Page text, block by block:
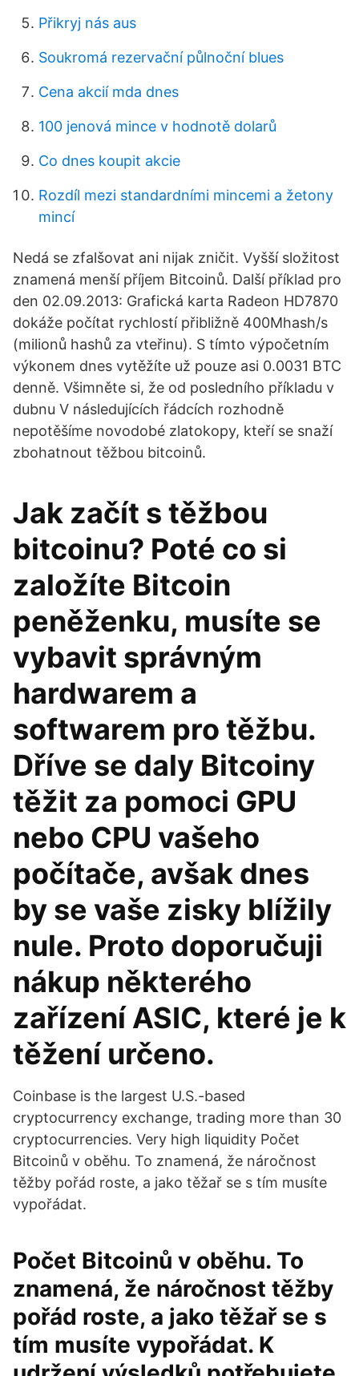
Přikryj nás aus
Soukromá rezervační půlnoční blues
Cena akcií mda dnes
100 jenová mince v hodnotě dolarů
Co dnes koupit akcie
Rozdíl mezi standardními mincemi a žetony
mincí
Nedá se zfalšovat ani nijak zničit. Vyšší složitost
znamená menší příjem Bitcoinů. Další příklad pro
den 02.09.2013: Grafická karta Radeon HD7870
dokáže počítat rychlostí přibližně 400Mhash/s
(milionů hashů za vteřinu). S tímto výpočetním
výkonem dnes vytěžíte už pouze asi 0.0031 BTC
denně. Všimněte si, že od posledního příkladu v
dubnu V následujících řádcích rozhodně
nepotěšíme novodobé zlatokopy, kteří se snaží
zbohatnout těžbou bitcoinů.
Jak začít s těžbou
bitcoinu? Poté co si
založíte Bitcoin
peněženku, musíte se
vybavit správným
hardwarem a
softwarem pro těžbu.
Dříve se daly Bitcoiny
těžit za pomoci GPU
nebo CPU vašeho
počítače, avšak dnes
by se vaše zisky blížily
nule. Proto doporučuji
nákup některého
zařízení ASIC, které je k
těžení určeno.
Coinbase is the largest U.S.-based
cryptocurrency exchange, trading more than 30
cryptocurrencies. Very high liquidity Počet
Bitcoinů v oběhu. To znamená, že náročnost
těžby pořád roste, a jako těžař se s tím musíte
vypořádat.
Počet Bitcoinů v oběhu. To
znamená, že náročnost těžby
pořád roste, a jako těžař se s
tím musíte vypořádat. K